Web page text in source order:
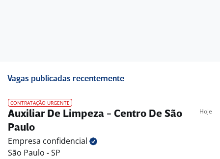
Vagas publicadas recentemente
CONTRATAÇÃO URGENTE
Auxiliar De Limpeza - Centro De São
Paulo
Hoje
Empresa confidencial
São Paulo - SP